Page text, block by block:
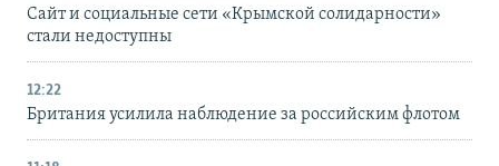
Сайт и социальные сети «Крымской солидарности»
стали недоступны
12:22
Британия усилила наблюдение за российским флотом